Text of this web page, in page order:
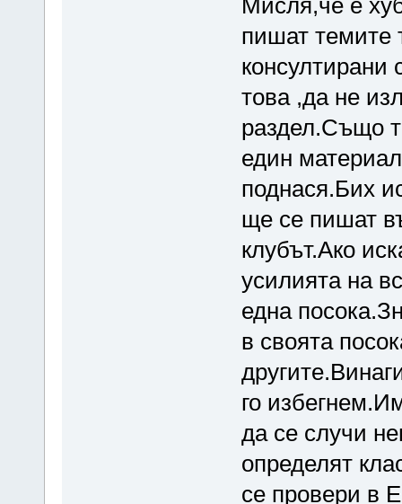
Мисля,че е
пишат темите
консултирани
това ,да не
раздел.Също
един
поднася.Бих
ще се пишат
клубът.Ако
усилията на
една
в своята
го
да се случи
определят
се провери в